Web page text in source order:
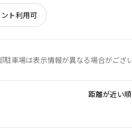
ト利用可
車場は表示情報が異なる場合がござ
距離が近い順